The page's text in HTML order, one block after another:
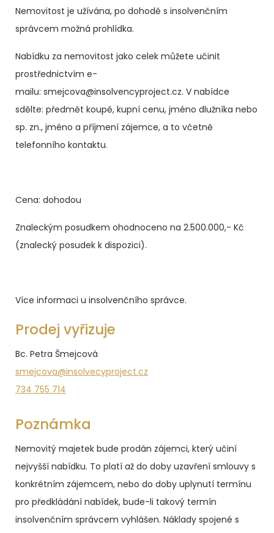
Nemovitost je užívána, po dohodě s insolvenčním
správcem možná prohlídka.
Nabídku za nemovitost jako celek můžete učinit
prostřednictvím e-
mailu: smejcova@insolvencyproject.cz. V nabídce
sdělte: předmět koupě, kupní cenu, jméno dlužníka nebo
sp. zn., jméno a příjmení zájemce, a to včetně
telefonního kontaktu.
Cena: dohodou
Znaleckým posudkem ohodnoceno na 2.500.000,- Kč
(znalecký posudek k dispozici).
Více informaci u insolvenčního správce.
Prodej vyřizuje
Bc. Petra Šmejcová
smejcova@insolvecyproject.cz
734 755 714
Poznámka
Nemovitý majetek bude prodán zájemci, který učiní
nejvyšší nabídku. To platí až do doby uzavření smlouvy s
konkrétním zájemcem, nebo do doby uplynutí termínu
pro předkládání nabídek, bude-li takový termín
insolvenčním správcem vyhlášen. Náklady spojené s